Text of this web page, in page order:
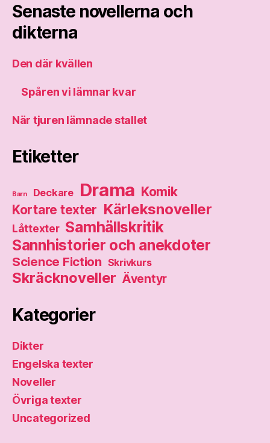
Senaste novellerna och
dikterna
Den där kvällen
Spåren vi lämnar kvar
När tjuren lämnade stallet
Etiketter
Barn Deckare Drama Komik
Kortare texter Kärleksnoveller
Låttexter Samhällskritik
Sannhistorier och anekdoter
Science Fiction Skrivkurs
Skräcknoveller Äventyr
Kategorier
Dikter
Engelska texter
Noveller
Övriga texter
Uncategorized